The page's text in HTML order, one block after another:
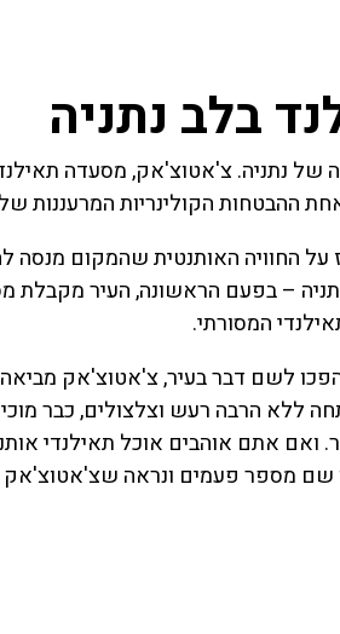
בלב נתניה
של נתניה. צ'אטוצ'אק, מסעדה
הקולינריות המרעננות
החוויה האותנטית שהמקום מנסה
– בפעם הראשונה, העיר מקבלת
המסורתי.
הפכו לשם דבר בעיר, צ'אטוצ'אק
ללא הרבה רעש וצלצולים, כבר
ואם אתם אוהבים אוכל תאילנדי
שם מספר פעמים ונראה שצ'אטוצ'אק